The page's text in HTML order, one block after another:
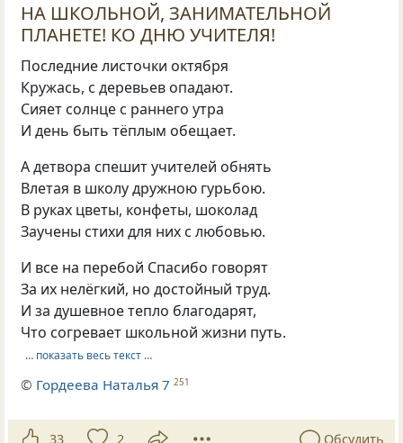
НА ШКОЛЬНОЙ, ЗАНИМАТЕЛЬНОЙ
ПЛАНЕТЕ! КО ДНЮ УЧИТЕЛЯ!
Последние листочки октября
Кружась, с деревьев опадают.
Сияет солнце с раннего утра
И день быть тёплым обещает.
А детвора спешит учителей обнять
Влетая в школу дружною гурьбою.
В руках цветы, конфеты, шоколад
Заучены стихи для них с любовью.
И все на перебой Спасибо говорят
За их нелёгкий, но достойный труд.
И за душевное тепло благодарят,
Что согревает школьной жизни путь.
… показать весь текст …
© Гордеева Наталья 7 251
33 2 Обсудить